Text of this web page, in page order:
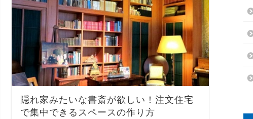
隠れ家みたいな書斎が欲しい！注文住宅
で集中できるスペースの作り方